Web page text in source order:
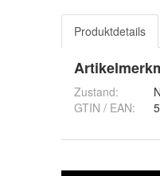
Produktdetails
Zustand:
GTIN / EAN: